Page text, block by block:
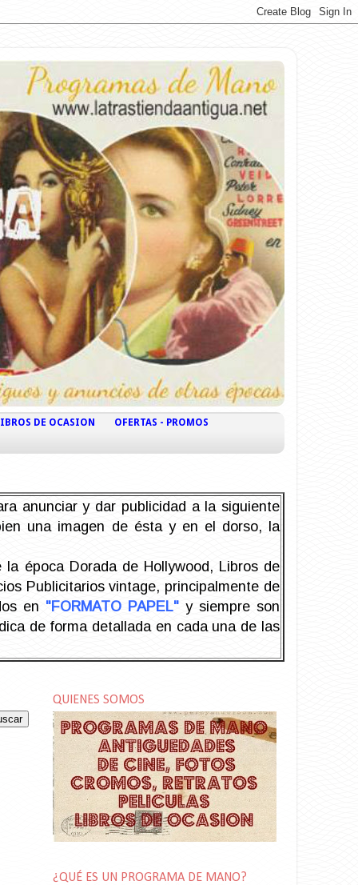
DE OCASION
OFERTAS - PROMOS
anunciar y dar publicidad a la siguiente
una imagen de ésta y en el dorso, la
época Dorada de Hollywood, Libros de
Publicitarios vintage, principalmente de
en "FORMATO PAPEL" y siempre son
de forma detallada en cada una de las
QUIENES SOMOS
¿QUÉ ES UN PROGRAMA DE MANO?